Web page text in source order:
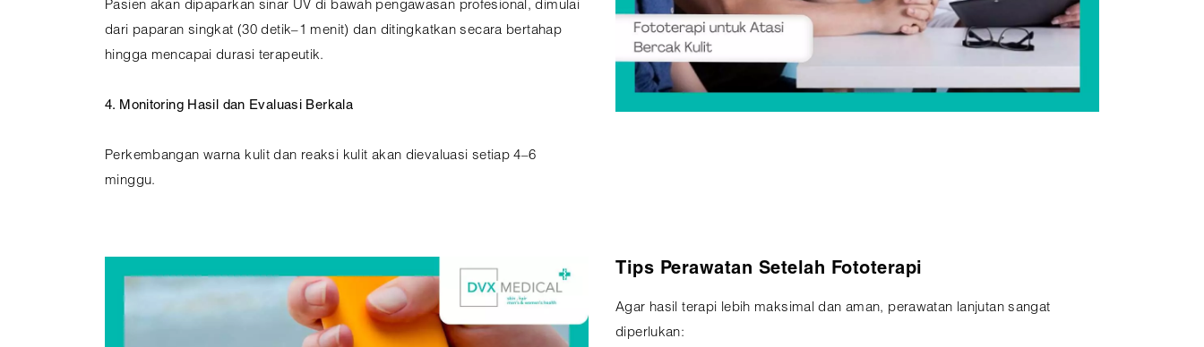
Pasien akan dipaparkan sinar UV di bawah pengawasan profesional, dimulai
dari paparan singkat (30 detik–1 menit) dan ditingkatkan secara bertahap
hingga mencapai durasi terapeutik.
4. Monitoring Hasil dan Evaluasi Berkala
Perkembangan warna kulit dan reaksi kulit akan dievaluasi setiap 4–6
minggu.
Tips Perawatan Setelah Fototerapi
Agar hasil terapi lebih maksimal dan aman, perawatan lanjutan sangat
diperlukan: